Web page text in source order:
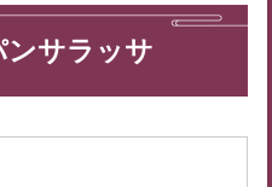
サラッサ